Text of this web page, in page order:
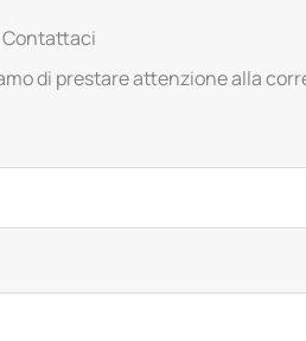
Contattaci
di prestare attenzione alla